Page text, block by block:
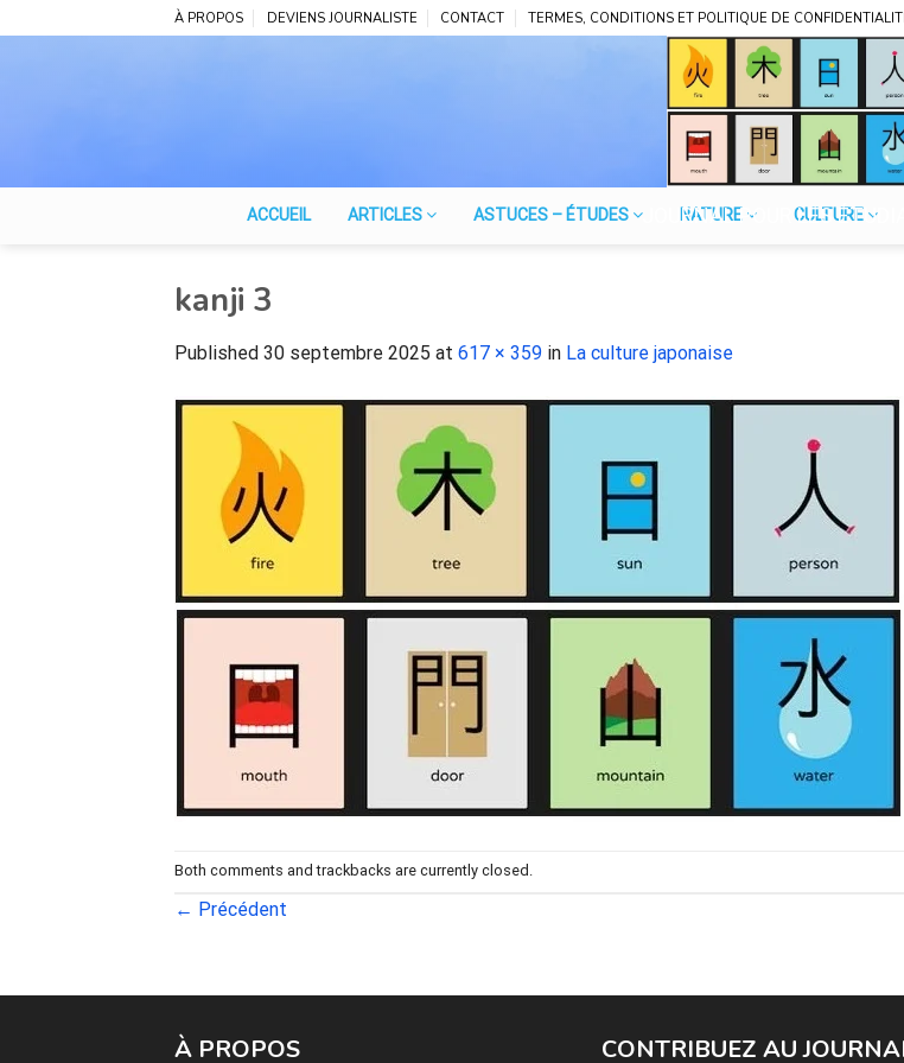
to
À PROPOS DEVIENS JOURNALISTE CONTACT TERMES, CONDITIONS ET POLITIQUE DE
JOURNAL POUR LES
ACCUEIL ARTICLES ASTUCES – ÉTUDES NATURE CULTURE
kanji 3
Published 30 septembre 2025 at 617 × 359 in La culture japonaise
Both comments and trackbacks are currently closed.
← Précédent
À PROPOS CONTRIBUEZ AU